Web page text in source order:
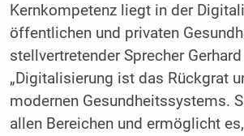
Kernkompetenz liegt in der
öffentlichen und privaten
stellvertretender Sprecher
„Digitalisierung ist das Rückgrat
modernen Gesundheitssystems.
allen Bereichen und ermöglicht